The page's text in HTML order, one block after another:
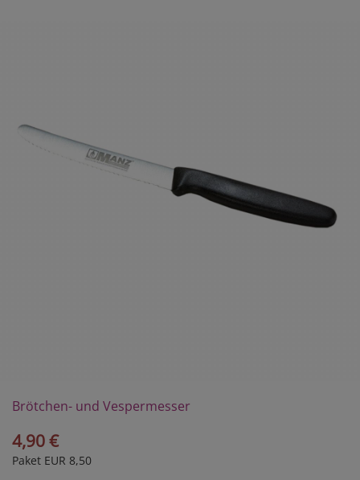
Brötchen- und Vespermesser
4,90 €
Paket EUR 8,50